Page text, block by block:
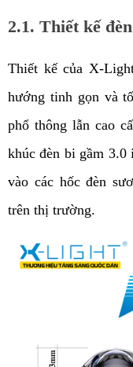
2.1. Thiết kế
Thiết kế của X-
hướng tinh gọn và
phổ thông lẫn cao
khúc đèn bi gầm 3.0
vào các hốc đèn
trên thị trường.